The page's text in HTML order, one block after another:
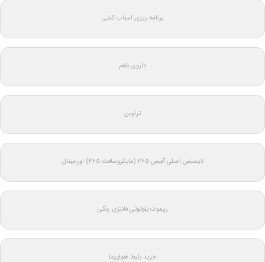
برنامه ریزی اسباب کشی
داروی بلغم
تراوین
لایسنس اصلی آفیس ۳۶۵ (مایکروسافت ۳۶۵) اورجینال
ریموت بلوتوثی فانتزی رنگی
خرید بلیط هواپیما